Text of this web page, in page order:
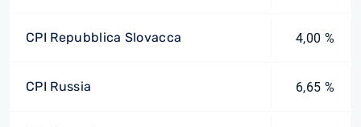
CPI Repubblica Slovacca 4,00 %
CPI Russia 6,65 %